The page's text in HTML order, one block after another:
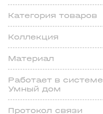
Категория товаров
Коллекция
Материал
Работает в системе
Умный дом
Протокол связи